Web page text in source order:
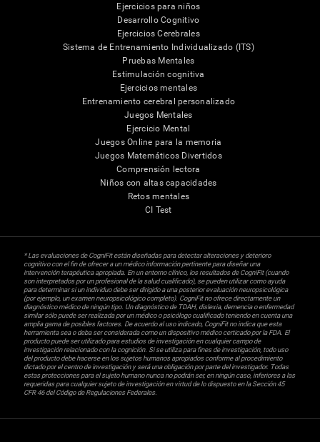
Ejercicios para niños
Desarrollo Cognitivo
Ejercicios Cerebrales
Sistema de Entrenamiento Individualizado (ITS)
Pruebas Mentales
Estimulación cognitiva
Ejercicios mentales
Entrenamiento cerebral personalizado
Juegos Mentales
Ejercicio Mental
Juegos Online para la memoria
Juegos Matemáticos Divertidos
Comprensión lectora
Niños con altas capacidades
Retos mentales
CI Test
* Las evaluaciones de CogniFit están diseñadas para detectar alteraciones y deterioro
cognitivo con el fin de ofrecer a un médico información pertinente para diseñar una
intervención terapéutica apropiada. En un entorno clínico, los resultados de CogniFit (cuando
son interpretados por un profesional de la salud cualificado), se pueden utilizar como ayuda
para determinar si un individuo debe ser dirigido a una posterior evaluación neuropsicológica
(por ejemplo, un examen neuropsicológico completo). CogniFit no ofrece directamente un
diagnóstico médico de ningún tipo. Un diagnóstico de TDAH, dislexia, demencia o enfermedad
similar sólo puede ser realizada por un médico o psicólogo cualificado teniendo en cuenta una
amplia gama de posibles factores. De acuerdo al uso indicado, CogniFit no indica que esta
herramienta sea o deba ser considerada como un dispositivo médico certicado por la FDA. El
producto puede ser utilizado para estudios de investigación en cualquier campo de
investigación relacionado con la cognición. Si se utiliza para fines de investigación, todo uso
del producto debe hacerse en los sujetos humanos apropiados conforme al procedimiento
dictado por el centro de investigación y será una obligación por parte del investigador. Todas
estas protecciones para el sujeto humano nunca no podrán ser, en ningún caso, inferiores a las
requeridas para cualquier sujeto de investigación en virtud de lo dispuesto en la Sección 45
CFR 46 del Código de Regulaciones Federales.